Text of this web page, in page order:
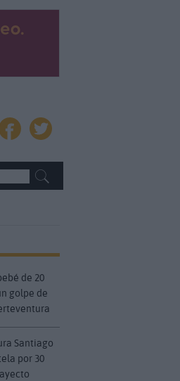
de 20
golpe de
Santiago
por 30